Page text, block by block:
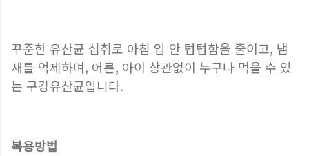
꾸준한 유산균 섭취로 아침 입 안 텁텁함을 줄이고, 냄
새를 억제하며, 어른, 아이 상관없이 누구나 먹을 수 있
는 구강유산균입니다.
복용방법